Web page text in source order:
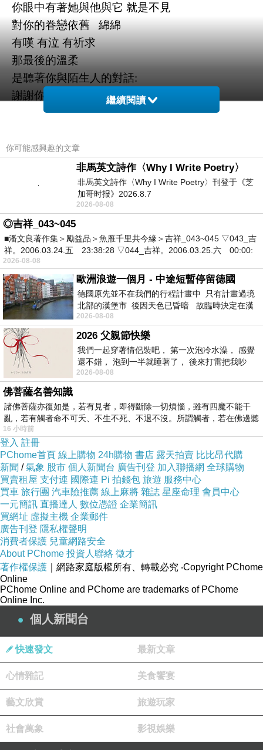
你眼中有著她與他與它 就是不見
對你的眷戀依舊 綿綿
有嘆 有泣 有祈求
那最後的溫柔
是聽著你與陌生人的對話:
謝謝你帶走她
2020.01.09免廢市集有感
上一篇： 不只150~秋天的童話/Nov 02, 2019
下一篇：不只150~歲月/18 Aug, 2020
繼續閱讀
你可能感興趣的文章
非馬英文詩作〈Why I Write Poetry〉
非馬英文詩作〈Why I Write Poetry〉刊登于《芝
加哥时报》2026.8.7
2026-08-08
◎吉祥_043~045
■潘文良著作集＞勵益品＞魚雁千里共今緣＞吉祥_043~045 ▽043_吉
祥。2006.03.24.五 23:38:28 ▽044_吉祥。2006.03.25.六 00:00:
2026-08-08
歐洲浪遊一個月 - 中途短暫停留德國
德國原先並不在我們的行程計畫中 只有計畫過境
北部的漢堡市 後因天色已昏暗 故臨時決定在漢
堡市吃晚餐和過夜
2026-08-08
2026 父親節快樂
我們一起穿著情侶裝吧， 第一次泡冷水澡， 感覺
還不錯， 泡到一半就睡著了， 後來打雷把我吵
醒， 手
2026-08-08
佛菩薩名善知識
諸佛菩薩亦復如是，若有見者，即得斷除一切煩惱，雖有四魔不能干
亂，若有觸者命不可夭、不生不死、不退不沒。所謂觸者，若在佛邊聽
受
16 小時前
登入 註冊
PChome首頁 線上購物 24h購物 書店 露天拍賣 比比昂代購
新聞 /氣象 股市 個人新聞台 廣告刊登 加入聯播網 全球購物
買賣租屋 支付連 國際連 Pi 拍錢包 旅遊 服務中心
買車 旅行團 汽車險推薦 線上麻將 雜誌 星座命理 會員中心
一元簡訊 直播達人 數位憑證 企業簡訊
買網址 虛擬主機 企業郵件
廣告刊登 隱私權聲明
消費者保護 兒童網路安全
About PChome 投資人聯絡 徵才
著作權保護 ｜網路家庭版權所有、轉載必究 ‧Copyright PChome
Online
PChome Online and PChome are trademarks of PChome
Online Inc.
個人新聞台
快速發文 最新文章
心情雜記 美食饗宴
藝文欣賞 旅遊玩家
社會萬象 影視娛樂